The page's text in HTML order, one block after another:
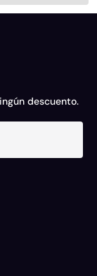
descuento.